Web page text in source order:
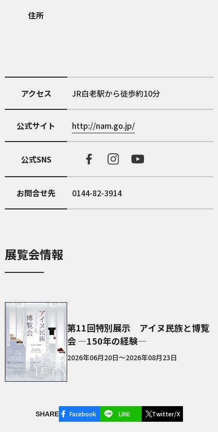
住所
アクセス JR白老駅から徒歩約10分
公式サイト http://nam.go.jp/
公式SNS
お問合せ先 0144-82-3914
展覧会情報
第11回特別展示 アイヌ民族と博覧
会 ―150年の経験―
2026年06月20日～2026年08月23日
SHARE Facebook LINE Twitter/X